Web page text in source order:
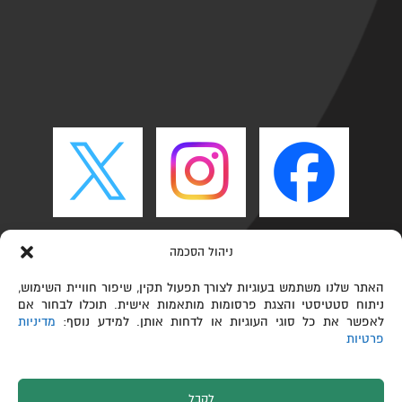
ניהול הסכמה
האתר שלנו משתמש בעוגיות לצורך תפעול תקין, שיפור חוויית השימוש,
ניתוח סטטיסטי והצגת פרסומות מותאמות אישית. תוכלו לבחור אם
לאפשר את כל סוגי העוגיות או לדחות אותן. למידע נוסף: מדיניות
פרטיות
לקבל